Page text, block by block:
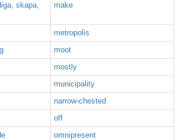
skapa,
make
metropolis
moot
mostly
municipality
narrow-chested
off
omnipresent